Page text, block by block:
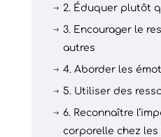
$ 2. Éduquer plutôt
$ 3. Encourager le
autres
$ 4. Aborder les
$ 5. Utiliser des
$
6. Reconnaître
corporelle chez